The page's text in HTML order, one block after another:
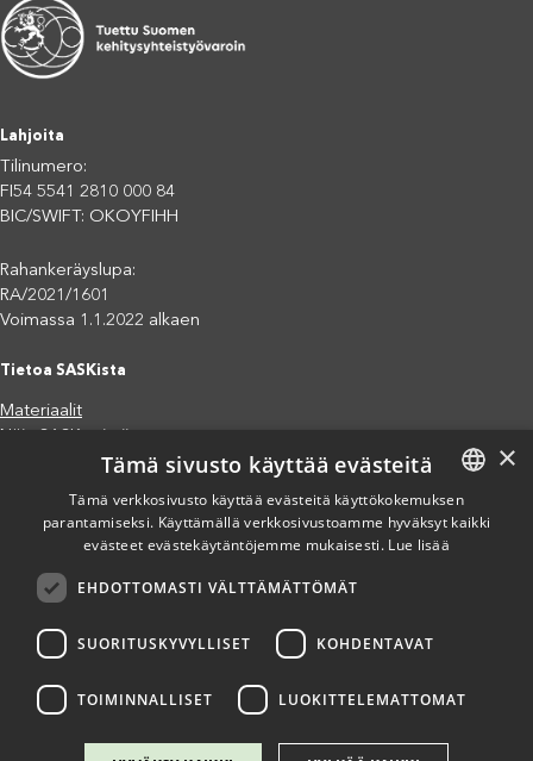
Lahjoita
Tilinumero:
FI54 5541 2810 000 84
BIC/SWIFT: OKOYFIHH
Rahankeräyslupa:
RA/2021/1601
Voimassa 1.1.2022 alkaen
Tietoa SASKista
Materiaalit
Näin SASK toimii
Jäsenjärjestöt
Saavutettavuusseloste
Tietosuojaseloste
Eettiset periaatteet (pdf)
Lahjoita
Osallistu
Liity kannatusjäseneksi
Ilmoita väärinkäytösepäilystä
FINNISH
×
Tämä sivusto käyttää evästeitä
Tämä verkkosivusto käyttää evästeitä käyttökokemuksen
parantamiseksi. Käyttämällä verkkosivustoamme hyväksyt kaikki
evästeet evästekäytäntöjemme mukaisesti. Lue lisää
EHDOTTOMASTI VÄLTTÄMÄTTÖMÄT
SUORITUSKYVYLLISET KOHDENTAVAT
TOIMINNALLISET LUOKITTELEMATTOMAT